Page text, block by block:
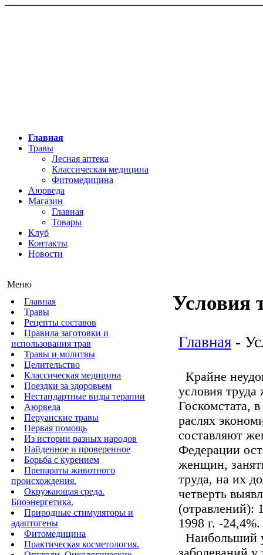
Главная
Травы
Лесная аптека
Классическая медицина
Фитомедицина
Аюрведа
Магазин
Главная
Товары
Клуб
Контакты
Новости
Меню
Главная
Травы
Рецепты составов
Правила заготовки и
использования трав
Травы и молитвы
Целительство
Классическая медицина
Поездки за здоровьем
Нестандартные виды терапии
Аюрведа
Перуанские травы
Первая помощь
Из истории разных народов
Найденное и проверенное
Борьба с курением
Препараты животного
происхождения.
Окружающая среда.
Биоэнергетика.
Природные стимуляторы и
адаптогены
Фитомедицина
Практическая косметология.
Условия
Главная -
Крайне
условия
Госкомстата,
раслях
составляют
Федерации
женщин,
труда, на их
четверть
(отравлений):
1998 г. -24,4%.
Наибольший